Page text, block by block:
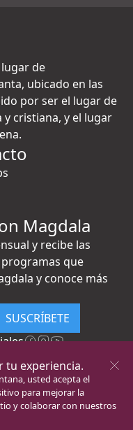
de
ubicado en las
por ser el lugar de
cristiana, y el lugar
Magdala
y recibe las
que
y conoce más
SUSCRÍBETE
tu experiencia.
usted acepta el
para mejorar la
y colaborar con nuestros